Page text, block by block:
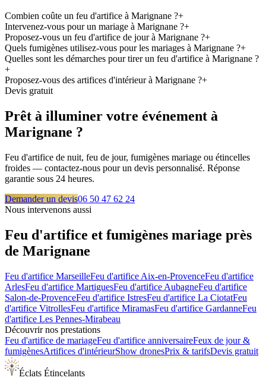
Combien coûte un feu d'artifice à Marignane ?+
Intervenez-vous pour un mariage à Marignane ?+
Proposez-vous un feu d'artifice de jour à Marignane ?+
Quels fumigènes utilisez-vous pour les mariages à Marignane ?+
Quelles sont les démarches pour tirer un feu d'artifice à Marignane ?
+
Proposez-vous des artifices d'intérieur à Marignane ?+
Devis gratuit
Prêt à illuminer votre événement à
Marignane ?
Feu d'artifice de nuit, feu de jour, fumigènes mariage ou étincelles
froides — contactez-nous pour un devis personnalisé. Réponse
garantie sous 24 heures.
Demander un devis06 50 47 62 24
Nous intervenons aussi
Feu d'artifice et fumigènes mariage près
de Marignane
Feu d'artifice MarseilleFeu d'artifice Aix-en-ProvenceFeu d'artifice
ArlesFeu d'artifice MartiguesFeu d'artifice AubagneFeu d'artifice
Salon-de-ProvenceFeu d'artifice IstresFeu d'artifice La CiotatFeu
d'artifice VitrollesFeu d'artifice MiramasFeu d'artifice GardanneFeu
d'artifice Les Pennes-Mirabeau
Découvrir nos prestations
Feu d'artifice de mariageFeu d'artifice anniversaireFeux de jour &
fumigènesArtifices d'intérieurShow dronesPrix & tarifsDevis gratuit
Éclats Étincelants